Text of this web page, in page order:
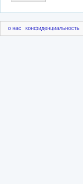
о нас конфиденциальность